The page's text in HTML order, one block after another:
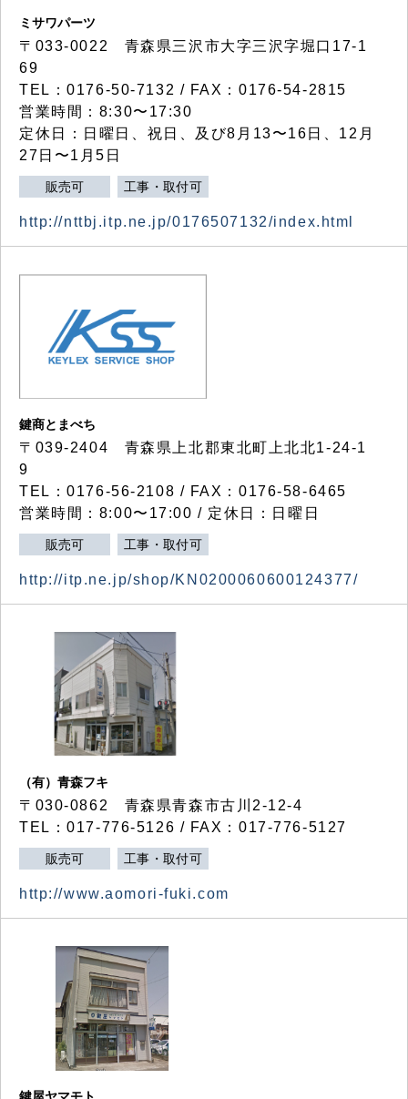
ミサワパーツ
〒033-0022 青森県三沢市大字三沢字堀口17-1
69
TEL：0176-50-7132 / FAX：0176-54-2815
営業時間：8:30〜17:30
定休日：日曜日、祝日、及び8月13〜16日、12月
27日〜1月5日
販売可 工事・取付可
http://nttbj.itp.ne.jp/0176507132/index.html
鍵商とまべち
〒039-2404 青森県上北郡東北町上北北1-24-1
9
TEL：0176-56-2108 / FAX：0176-58-6465
営業時間：8:00〜17:00 / 定休日：日曜日
販売可 工事・取付可
http://itp.ne.jp/shop/KN0200060600124377/
（有）青森フキ
〒030-0862 青森県青森市古川2-12-4
TEL：017-776-5126 / FAX：017-776-5127
販売可 工事・取付可
http://www.aomori-fuki.com